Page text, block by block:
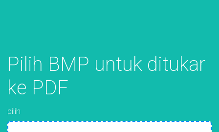
Pilih BMP untuk ditukar
ke PDF
pilih